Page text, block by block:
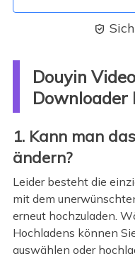

Douyin
Downloader
1. Kann man
ändern?
Leider besteht die
mit dem
erneut hochzuladen.
Hochladens können
auswählen oder